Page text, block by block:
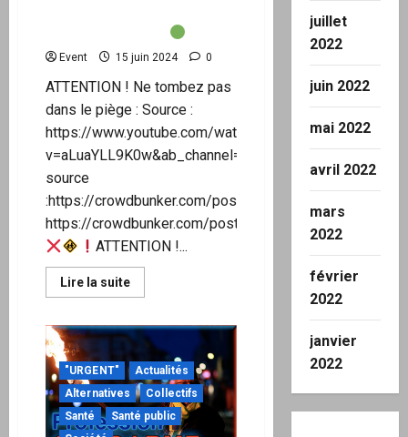
Macronie
Event 15 juin 2024 0
ATTENTION ! Ne tombez pas
dans le piège : Source :
https://www.youtube.com/watch?
v=aLuaYLL9K0w&ab_channel=COALITION
source
:https://crowdbunker.com/post/h4ZjwkkznE
https://crowdbunker.com/post/46Ujo9fNgb
ATTENTION !...
Lire la suiteEn
savoir
ATTENTION
!
Ne
tombez
pas
"URGENT"
Actualités
Alternatives
Collectifs
Santé
Santé public
juillet
2022
juin 2022
mai 2022
avril 2022
mars
2022
février
2022
janvier
2022